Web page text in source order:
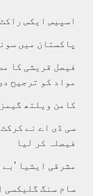
اسپیس ایکس
پاکستان میں سونے کی قیمت
فیصل قریشی کا
مواد کو ترجیح
کامن ویلتھ گیمز
سی ڈی اے نے
فیصلہ کر لیا
مشرقی ایشیا
سام سنگ گلیکسی ایس 27 الٹرا سے ایک کیمرا